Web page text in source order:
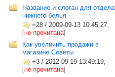
Название и слоган для отдела
нижнего белья
+28 / 2009-09-13 10:45:27,
[не прочитана]
Как увеличить продажи в
магазине Советы
+3 / 2012-09-19 13:49:19,
[не прочитана]